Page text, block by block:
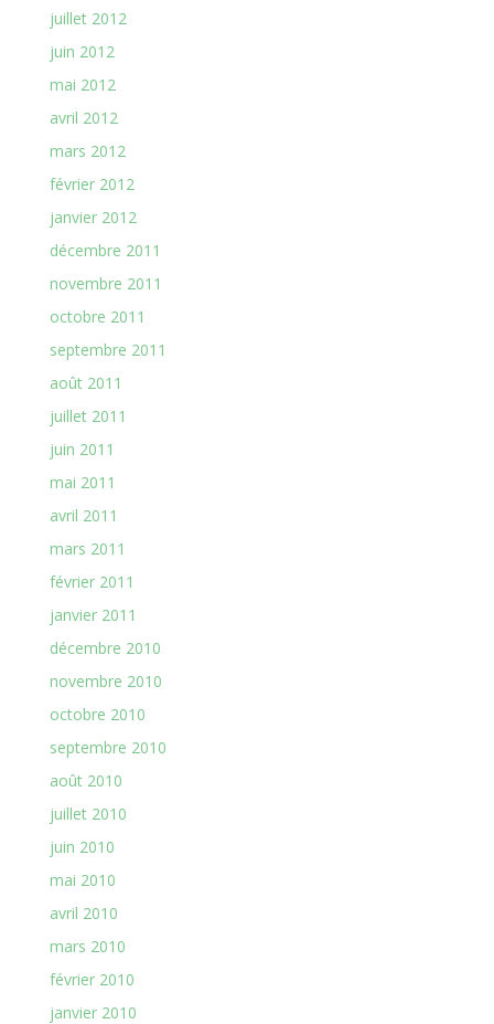
juillet 2012
juin 2012
mai 2012
avril 2012
mars 2012
février 2012
janvier 2012
décembre 2011
novembre 2011
octobre 2011
septembre 2011
août 2011
juillet 2011
juin 2011
mai 2011
avril 2011
mars 2011
février 2011
janvier 2011
décembre 2010
novembre 2010
octobre 2010
septembre 2010
août 2010
juillet 2010
juin 2010
mai 2010
avril 2010
mars 2010
février 2010
janvier 2010